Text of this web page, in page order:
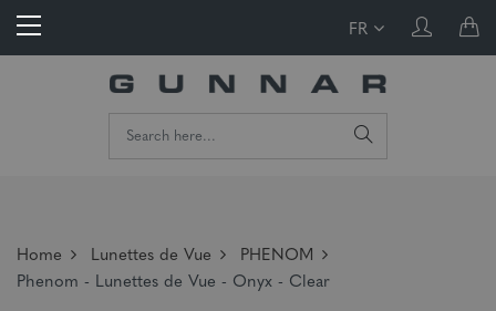
FR
Home Lunettes de Vue
PHENOM
Phenom - Lunettes de Vue - Onyx - Clear